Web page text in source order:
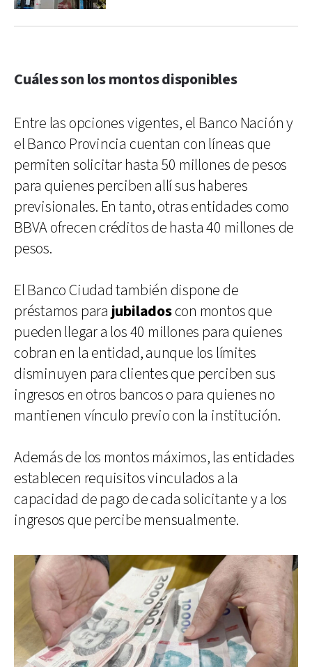
Cuáles son los montos disponibles
Entre las opciones vigentes, el Banco Nación y
el Banco Provincia cuentan con líneas que
permiten solicitar hasta 50 millones de pesos
para quienes perciben allí sus haberes
previsionales. En tanto, otras entidades como
BBVA ofrecen créditos de hasta 40 millones de
pesos.
El Banco Ciudad también dispone de
préstamos para jubiladoscon montos que
pueden llegar a los 40 millones para quienes
cobran en la entidad, aunque los límites
disminuyen para clientes que perciben sus
ingresos en otros bancos o para quienes no
mantienen vínculo previo con la institución.
Además de los montos máximos, las entidades
establecen requisitos vinculados a la
capacidad de pago de cada solicitante y a los
ingresos que percibe mensualmente.